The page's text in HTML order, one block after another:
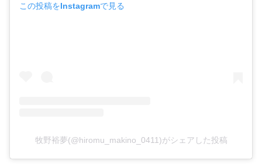
この投稿をInstagramで見る
牧野裕夢(@hiromu_makino_0411)がシェアした投稿